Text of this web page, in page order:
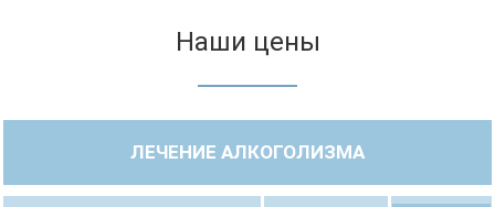
Наши цены
ЛЕЧЕНИЕ АЛКОГОЛИЗМА